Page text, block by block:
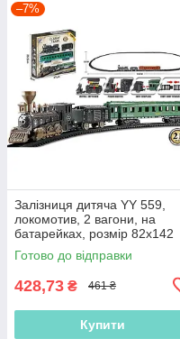
–7%
Залізниця дитяча YY 559,
локомотив, 2 вагони, на
батарейках, розмір 82х142
см
Готово до відправки
428,73 ₴ 461 ₴
Купити